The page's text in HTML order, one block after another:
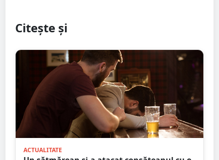
Citește și
ACTUALITATE